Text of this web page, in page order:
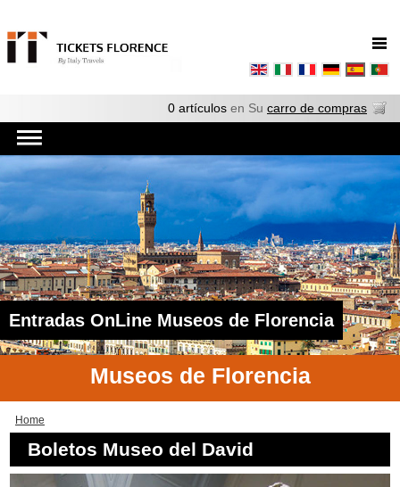
0 artículos en Su carro de compras
Entradas OnLine Museos de Florencia
Museos de Florencia
Home
Boletos Museo del David